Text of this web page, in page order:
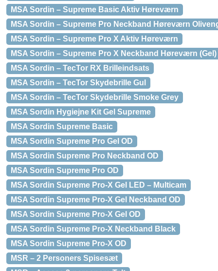
MSA Sordin – Supreme Basic Aktiv Høreværn
MSA Sordin – Supreme Pro Neckband Høreværn
MSA Sordin – Supreme Pro X Aktiv Høreværn
MSA Sordin – Supreme Pro X Neckband Høreværn (Gel)
MSA Sordin – TecTor RX Brilleindsats
MSA Sordin – TecTor Skydebrille Gul
MSA Sordin – TecTor Skydebrille Smoke Grey
MSA Sordin Hygiejne Kit Gel Supreme
MSA Sordin Supreme Basic
MSA Sordin Supreme Pro Gel OD
MSA Sordin Supreme Pro Neckband OD
MSA Sordin Supreme Pro OD
MSA Sordin Supreme Pro-X Gel LED – Multicam
MSA Sordin Supreme Pro-X Gel Neckband OD
MSA Sordin Supreme Pro-X Gel OD
MSA Sordin Supreme Pro-X Neckband Black
MSA Sordin Supreme Pro-X OD
MSR – 2 Personers Spisesæt